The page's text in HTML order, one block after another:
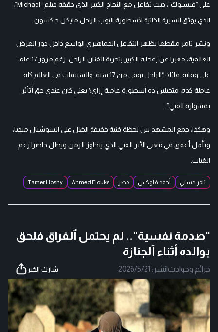
على “فيسبوك”، حيث تفاعل مع النجاح الكبير الذي حققه فيلم “Michael”،
الذي يوثق السيرة الذاتية لأسطورة البوب الراحل مايكل جاكسون.
ونشر تامر مقطعا يظهر التفاعل الجماهيري الواسع داخل دور العرض
العالمية، معبرا عن إعجابه الكبير بتجربة الفنان الراحل، رغم مرور 17 عاما
على وفاته، قائلا: “الراجل توفي من 17 سنة، والسينمات في العالم كله
عاملة كده، متخيلين ده أسطورة عاملة إزاي؟ يعني كان عندي حق أتأثر
بمشواره الفني”.
وهكذا، جمع المشهد بين لحظة فنية خفيفة الظل على السوشيال ميديا،
وتأمل أعمق في معنى الأثر الفني الذي يتجاوز الزمن ويظل حاضرا رغم
الغياب.
تامر حسني أحمد فلوكس مصر Ahmed Flouks
Tamer Hosny
"صدمة نفسية".. لم يحتمل ٱلفراق فلحق
بوالده أثناء ٱلجنازة
جرائم وحوادث نشر: 2026/5/21 شارك الخبر